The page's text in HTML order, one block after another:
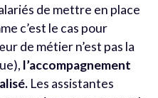
de mettre en place
c’est le cas pour
de métier n’est pas la
l’accompagnement
Les assistantes